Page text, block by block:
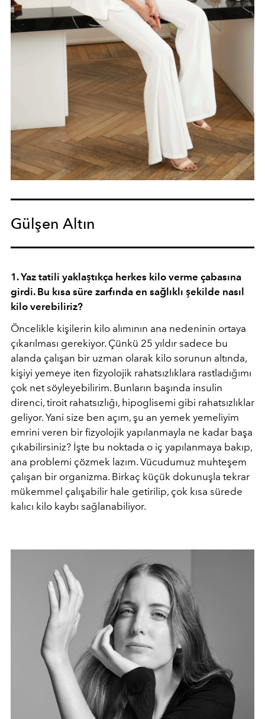
Gülşen Altın
1. Yaz tatili yaklaştıkça herkes kilo verme çabasına
girdi. Bu kısa süre zarfında en sağlıklı şekilde nasıl
kilo verebiliriz?
Öncelikle kişilerin kilo alımının ana nedeninin ortaya
çıkarılması gerekiyor. Çünkü 25 yıldır sadece bu
alanda çalışan bir uzman olarak kilo sorunun altında,
kişiyi yemeye iten fizyolojik rahatsızlıklara rastladığımı
çok net söyleyebilirim. Bunların başında insulin
direnci, tiroit rahatsızlığı, hipoglisemi gibi rahatsızlıklar
geliyor. Yani size ben açım, şu an yemek yemeliyim
emrini veren bir fizyolojik yapılanmayla ne kadar başa
çıkabilirsiniz? İşte bu noktada o iç yapılanmaya bakıp,
ana problemi çözmek lazım. Vücudumuz muhteşem
çalışan bir organizma. Birkaç küçük dokunuşla tekrar
mükemmel çalışabilir hale getirilip, çok kısa sürede
kalıcı kilo kaybı sağlanabiliyor.